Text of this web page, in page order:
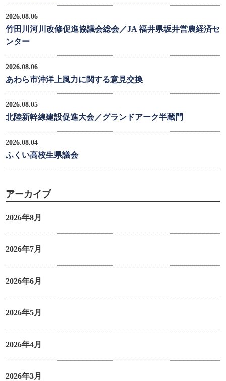
2026.08.06
竹田川河川改修促進協議会総会／JA 福井県坂井営農経済セ
ンター
2026.08.06
あわら市沖洋上風力に関する意見交換
2026.08.05
北陸新幹線建設促進大会／グランドアーク半蔵門
2026.08.04
ふくい高校生県議会
アーカイブ
2026年8月
2026年7月
2026年6月
2026年5月
2026年4月
2026年3月